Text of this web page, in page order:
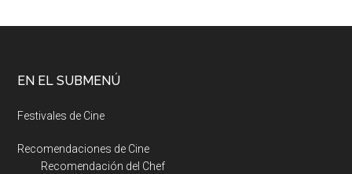
EN EL SUBMENÚ
Festivales de Cine
Recomendaciones de Cine
Recomendación del Chef